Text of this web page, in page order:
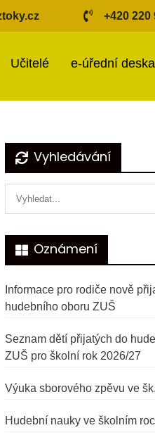
+420 220
Učitelé e-úřední deska
Vyhledávání
Oznámení
Informace pro rodiče nově
hudebního oboru ZUŠ
Seznam dětí přijatých do
ZUŠ pro školní rok 2026/27
Výuka sborového zpěvu ve
Hudební nauky ve školním